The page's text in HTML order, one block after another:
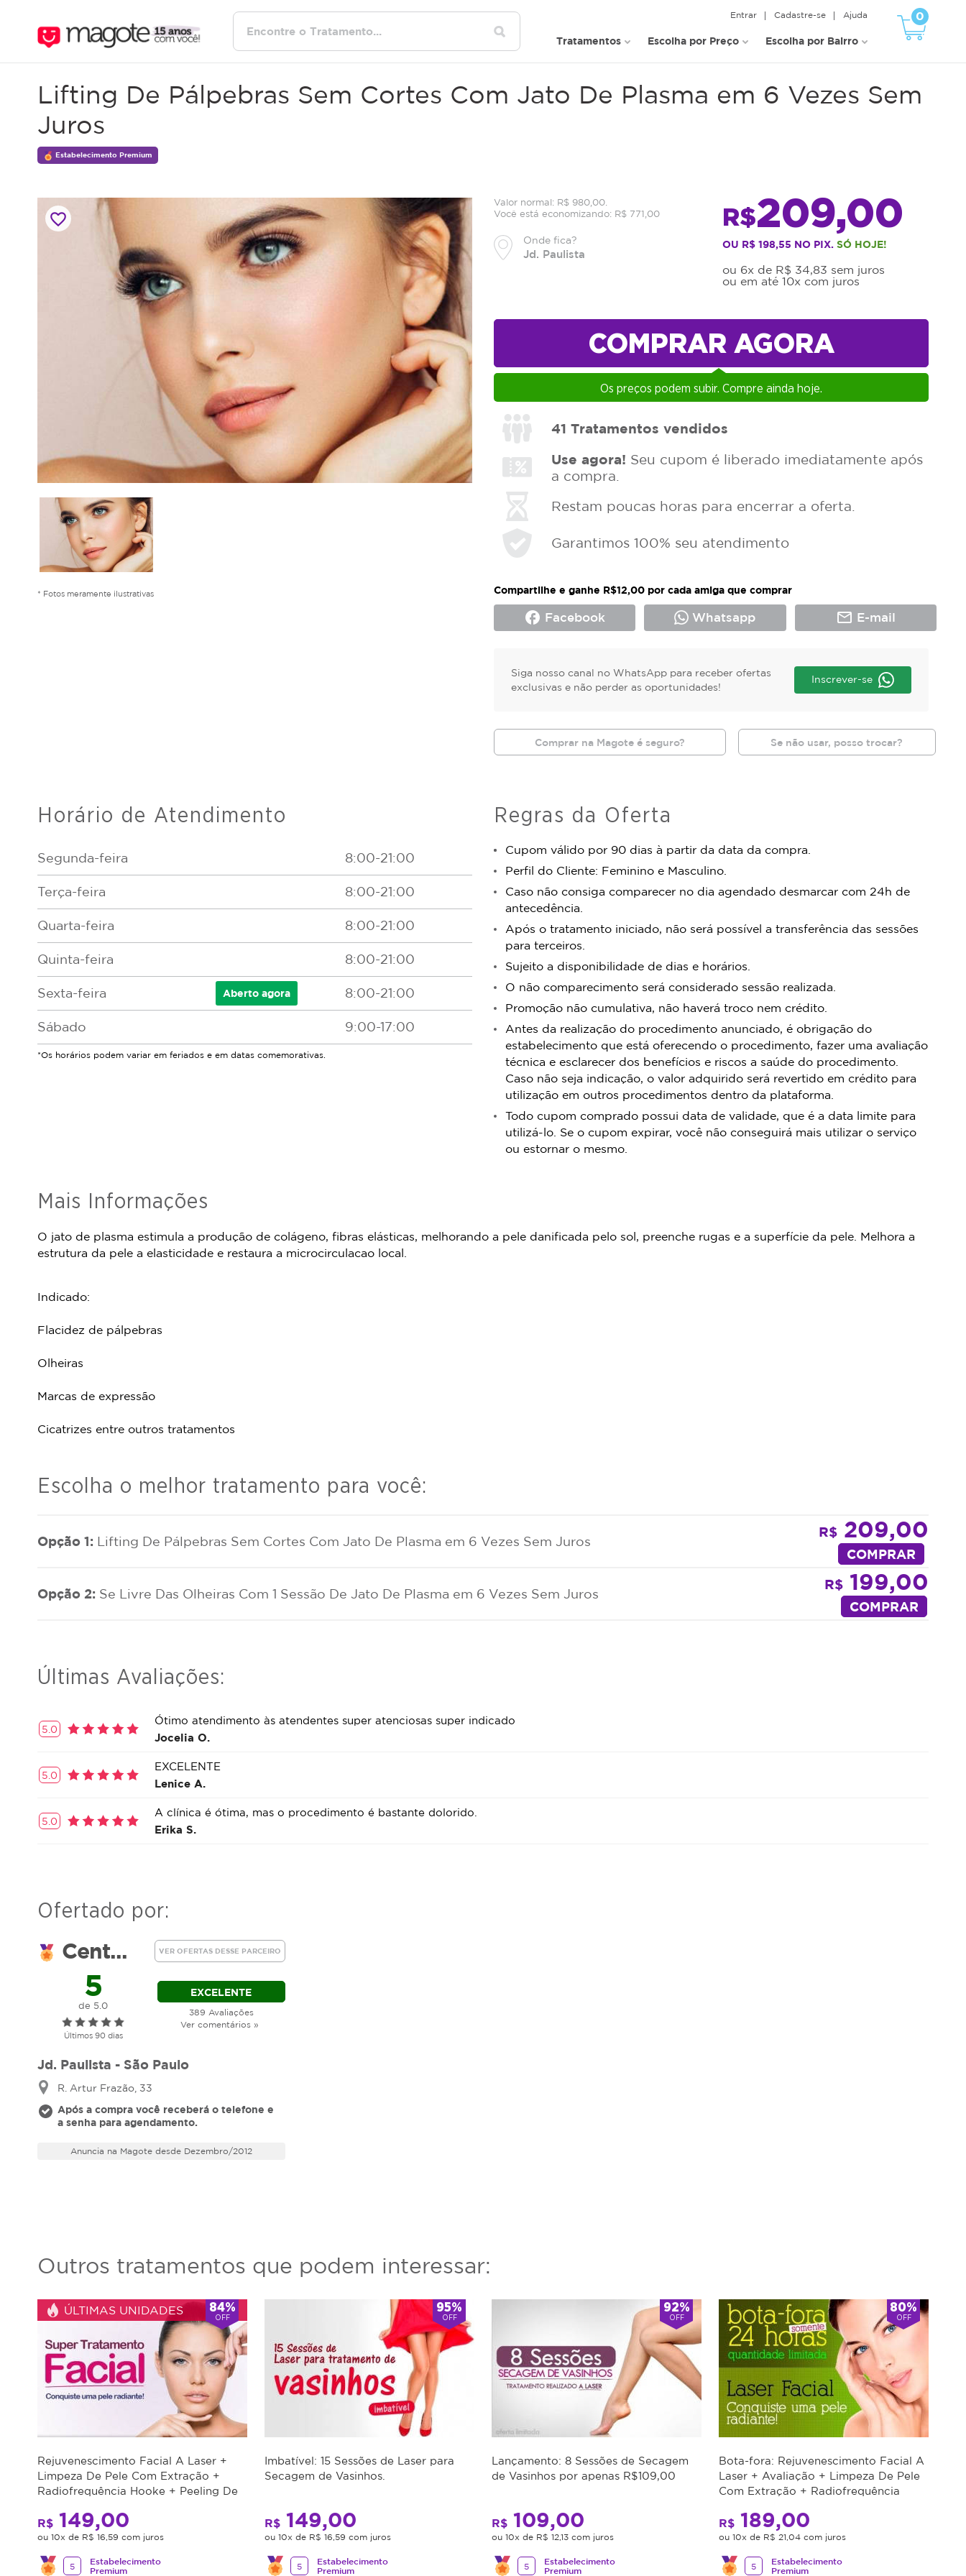
0
Entrar Cadastre-se Ajuda
Tratamentos Escolha por Preço Escolha por Bairro
Lifting De Pálpebras Sem Cortes Com Jato De Plasma em 6 Vezes Sem
Juros
Estabelecimento Premium
favorite_border
* Fotos meramente ilustrativas
Valor normal: R$ 980,00.
Você está economizando: R$ 771,00
Onde fica?
Jd. Paulista
R$209,00
OU R$ 198,55 NO PIX. SÓ HOJE!
ou 6x de R$ 34,83 sem juros
ou em até 10x com juros
COMPRAR AGORA
Os preços podem subir. Compre ainda hoje.
41 Tratamentos vendidos
Use agora! Seu cupom é liberado imediatamente após
a compra.
Restam poucas horas para encerrar a oferta.
Garantimos 100% seu atendimento
Compartilhe e ganhe R$12,00 por cada amiga que comprar
facebook Facebook Whatsapp mail_outline E-mail
Siga nosso canal no WhatsApp para receber ofertas
exclusivas e não perder as oportunidades!
Inscrever-se
Comprar na Magote é seguro? Se não usar, posso trocar?
Horário de Atendimento
Segunda-feira 8:00-21:00
Terça-feira 8:00-21:00
Quarta-feira 8:00-21:00
Quinta-feira 8:00-21:00
Sexta-feira Aberto agora 8:00-21:00
Sábado 9:00-17:00
*Os horários podem variar em feriados e em datas comemorativas.
Regras da Oferta
Cupom válido por 90 dias à partir da data da compra.
Perfil do Cliente: Feminino e Masculino.
Caso não consiga comparecer no dia agendado desmarcar com 24h de
antecedência.
Após o tratamento iniciado, não será possível a transferência das sessões
para terceiros.
Sujeito a disponibilidade de dias e horários.
O não comparecimento será considerado sessão realizada.
Promoção não cumulativa, não haverá troco nem crédito.
Antes da realização do procedimento anunciado, é obrigação do
estabelecimento que está oferecendo o procedimento, fazer uma avaliação
técnica e esclarecer dos benefícios e riscos a saúde do procedimento.
Caso não seja indicação, o valor adquirido será revertido em crédito para
utilização em outros procedimentos dentro da plataforma.
Todo cupom comprado possui data de validade, que é a data limite para
utilizá-lo. Se o cupom expirar, você não conseguirá mais utilizar o serviço
ou estornar o mesmo.
Mais Informações
O jato de plasma estimula a produção de colágeno, fibras elásticas, melhorando a pele danificada pelo sol, preenche rugas e a superfície da pele. Melhora a
estrutura da pele a elasticidade e restaura a microcirculacao local.
Indicado:
Flacidez de pálpebras
Olheiras
Marcas de expressão
Cicatrizes entre outros tratamentos
Escolha o melhor tratamento para você:
Opção 1: Lifting De Pálpebras Sem Cortes Com Jato De Plasma em 6 Vezes Sem Juros
R$ 209,00
COMPRAR
Opção 2: Se Livre Das Olheiras Com 1 Sessão De Jato De Plasma em 6 Vezes Sem Juros
R$ 199,00
COMPRAR
Últimas Avaliações:
5.0
Ótimo atendimento às atendentes super atenciosas super indicado
Jocelia O.
5.0
EXCELENTE
Lenice A.
5.0
A clínica é ótima, mas o procedimento é bastante dolorido.
Erika S.
Ofertado por:
Cent... VER OFERTAS DESSE PARCEIRO
5
de 5.0
Últimos 90 dias
EXCELENTE
389 Avaliações
Ver comentários »
Jd. Paulista - São Paulo
R. Artur Frazão, 33
Após a compra você receberá o telefone e
a senha para agendamento.
Anuncia na Magote desde Dezembro/2012
Outros tratamentos que podem interessar:
ÚLTIMAS UNIDADES 84%
OFF
Rejuvenescimento Facial A Laser +
Limpeza De Pele Com Extração +
Radiofrequência Hooke + Peeling De
R$ 149,00
ou 10x de R$ 16,59 com juros
5
Estabelecimento
Premium
95%
OFF
Imbatível: 15 Sessões de Laser para
Secagem de Vasinhos.
R$ 149,00
ou 10x de R$ 16,59 com juros
5
Estabelecimento
Premium
92%
OFF
Lançamento: 8 Sessões de Secagem
de Vasinhos por apenas R$109,00
R$ 109,00
ou 10x de R$ 12,13 com juros
5
Estabelecimento
Premium
80%
OFF
Bota-fora: Rejuvenescimento Facial A
Laser + Avaliação + Limpeza De Pele
Com Extração + Radiofrequência
R$ 189,00
ou 10x de R$ 21,04 com juros
5
Estabelecimento
Premium